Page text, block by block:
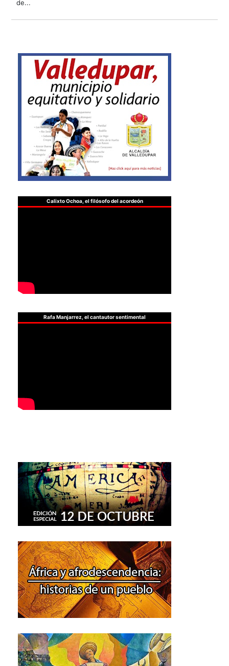
de...
Calixto Ochoa, el filósofo del acordeón
Rafa Manjarrez, el cantautor sentimental